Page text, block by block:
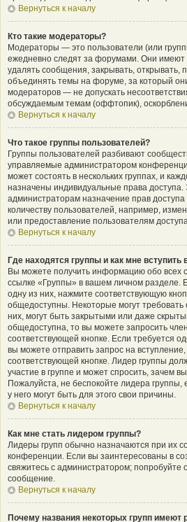
Вернуться к началу
Кто такие модераторы?
Модераторы — это пользователи (или
ежедневно следят за форумами. Они имеют
удалять сообщения, закрывать, открывать,
объединять темы на форуме, за который
модераторов — не допускать
обсуждаемым темам (оффтопик),
Вернуться к началу
Что такое группы пользователей?
Группы пользователей разбивают
управляемые администратором
может состоять в нескольких группах, и
назначены индивидуальные права доступа.
администраторам назначение прав
количеству пользователей, например,
или предоставление пользователям
Вернуться к началу
Где находятся группы и как мне вступить
Вы можете получить информацию обо всех
ссылке «Группы» в вашем личном разделе.
одну из них, нажмите соответствующую
общедоступны. Некоторые могут требовать
них, могут быть закрытыми или даже
общедоступна, то вы можете запросить
соответствующей кнопке. Если требуется
вы можете отправить запрос на
соответствующей кнопке. Лидер группы
участие в группе и может спросить, зачем
Пожалуйста, не беспокойте лидера группы,
у него могут быть для этого свои причины.
Вернуться к началу
Как мне стать лидером группы?
Лидеры групп обычно назначаются при их
конференции. Если вы заинтересованы в
свяжитесь с администратором; попробуйте
сообщение.
Вернуться к началу
Почему названия некоторых групп имеют